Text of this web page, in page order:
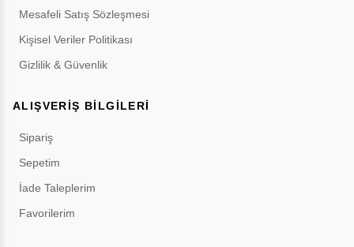
Mesafeli Satış Sözleşmesi
Kişisel Veriler Politikası
Gizlilik & Güvenlik
ALIŞVERİŞ BİLGİLERİ
Sipariş
Sepetim
İade Taleplerim
Favorilerim